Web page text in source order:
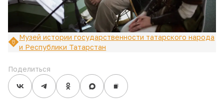
Музей истории государственности татарского народа
и Республики Татарстан
Поделиться